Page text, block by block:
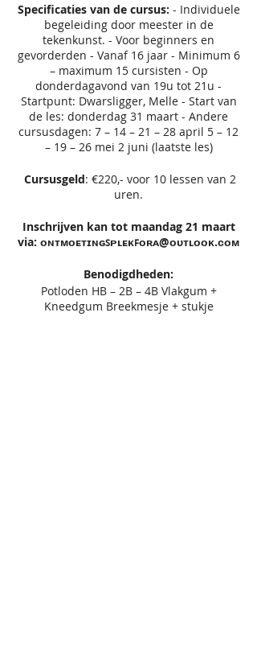
Specificaties van de cursus: - Individuele
begeleiding door meester in de
tekenkunst. - Voor beginners en
gevorderden - Vanaf 16 jaar - Minimum 6
– maximum 15 cursisten - Op
donderdagavond van 19u tot 21u -
Startpunt: Dwarsligger, Melle - Start van
de les: donderdag 31 maart - Andere
cursusdagen: 7 – 14 – 21 – 28 april 5 – 12
– 19 – 26 mei 2 juni (laatste les)
Cursusgeld: €220,- voor 10 lessen van 2
uren.
Inschrijven kan tot maandag 21 maart
via: ᴏɴᴛᴍᴏᴇᴛɪɴɢꜱᴘʟᴇᴋꜰᴏʀᴀ@ᴏᴜᴛʟᴏᴏᴋ.ᴄᴏᴍ
Benodigdheden:
Potloden HB – 2B – 4B Vlakgum +
Kneedgum Breekmesje + stukje